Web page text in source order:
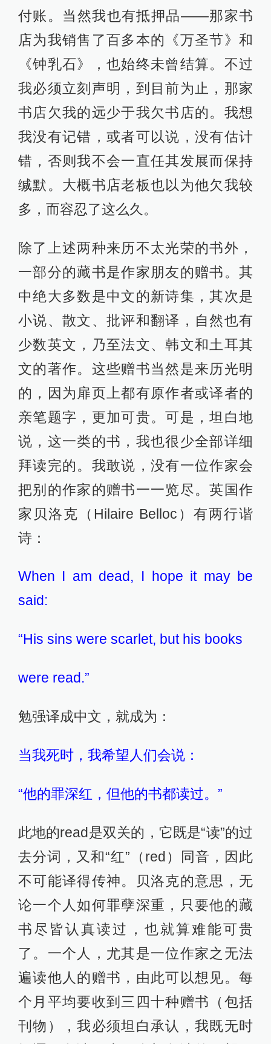
付账。当然我也有抵押品——那家书
店为我销售了百多本的《万圣节》和
《钟乳石》，也始终未曾结算。不过
我必须立刻声明，到目前为止，那家
书店欠我的远少于我欠书店的。我想
我没有记错，或者可以说，没有估计
错，否则我不会一直任其发展而保持
缄默。大概书店老板也以为他欠我较
多，而容忍了这么久。
除了上述两种来历不太光荣的书外，
一部分的藏书是作家朋友的赠书。其
中绝大多数是中文的新诗集，其次是
小说、散文、批评和翻译，自然也有
少数英文，乃至法文、韩文和土耳其
文的著作。这些赠书当然是来历光明
的，因为扉页上都有原作者或译者的
亲笔题字，更加可贵。可是，坦白地
说，这一类的书，我也很少全部详细
拜读完的。我敢说，没有一位作家会
把别的作家的赠书一一览尽。英国作
家贝洛克（Hilaire Belloc）有两行谐
诗：
When I am dead, I hope it may be
said:
“His sins were scarlet, but his books
were read.”
勉强译成中文，就成为：
当我死时，我希望人们会说：
“他的罪深红，但他的书都读过。”
此地的read是双关的，它既是“读”的过
去分词，又和“红”（red）同音，因此
不可能译得传神。贝洛克的意思，无
论一个人如何罪孽深重，只要他的藏
书尽皆认真读过，也就算难能可贵
了。一个人，尤其是一位作家之无法
遍读他人的赠书，由此可以想见。每
个月平均要收到三四十种赠书（包括
刊物），我必须坦白承认，我既无时